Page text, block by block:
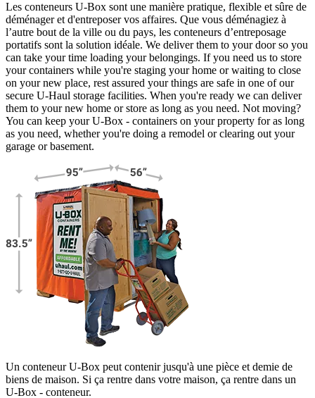
Les conteneurs U-Box sont une manière pratique, flexible et sûre de
déménager et d'entreposer vos affaires. Que vous déménagiez à
l’autre bout de la ville ou du pays, les conteneurs d’entreposage
portatifs sont la solution idéale. We deliver them to your door so you
can take your time loading your belongings. If you need us to store
your containers while you're staging your home or waiting to close
on your new place, rest assured your things are safe in one of our
secure U-Haul storage facilities. When you're ready we can deliver
them to your new home or store as long as you need. Not moving?
You can keep yourU-Box - containers on your property for as long
as you need, whether you're doing a remodel or clearing out your
garage or basement.
Un conteneur U-Box peut contenir jusqu'à une pièce et demie de
biens de maison. Si ça rentre dans votre maison, ça rentre dans un
U-Box - conteneur.